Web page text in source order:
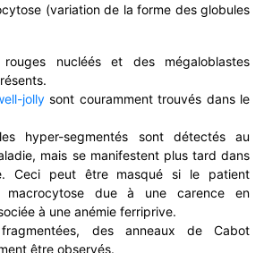
(variation de la forme des globules
nucléés et des mégaloblastes
jollysont couramment trouvés dans le
hyper-segmentés sont détectés au
mais se manifestent plus tard dans
Ceci peut être masqué si le patient
macrocytose due à une carence en
à une anémie ferriprive.
des anneaux de Cabot
être observés.